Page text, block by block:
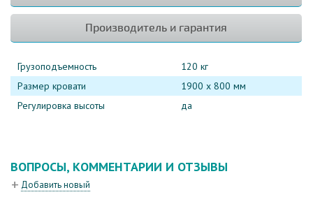
Производитель и гарантия
Грузоподъемность
120 кг
Размер кровати
1900 х 800 мм
Регулировка высоты
да
ВОПРОСЫ, КОММЕНТАРИИ И ОТЗЫВЫ
Добавить новый